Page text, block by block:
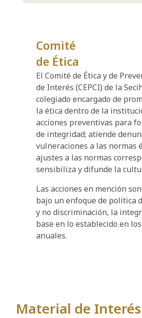
Comité
de Ética
El Comité de Ética y de
de Interés (CEPCI) de la
colegiado encargado de
la ética dentro de la
acciones preventivas para
de integridad; atiende
vulneraciones a las normas
ajustes a las normas
sensibiliza y difunde la
Las acciones en mención
bajo un enfoque de política
y no discriminación, la
base en lo establecido en
anuales.
Material de Interés